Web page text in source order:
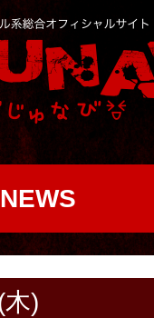
NEWS
)